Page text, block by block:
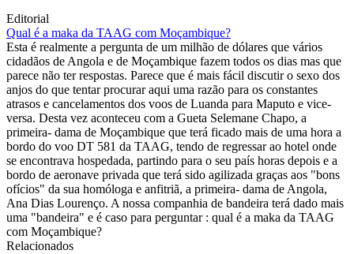
Editorial
Qual é a maka da TAAG com Moçambique?
Esta é realmente a pergunta de um milhão de dólares que vários
cidadãos de Angola e de Moçambique fazem todos os dias mas que
parece não ter respostas. Parece que é mais fácil discutir o sexo dos
anjos do que tentar procurar aqui uma razão para os constantes
atrasos e cancelamentos dos voos de Luanda para Maputo e vice-
versa. Desta vez aconteceu com a Gueta Selemane Chapo, a
primeira- dama de Moçambique que terá ficado mais de uma hora a
bordo do voo DT 581 da TAAG, tendo de regressar ao hotel onde
se encontrava hospedada, partindo para o seu país horas depois e a
bordo de aeronave privada que terá sido agilizada graças aos "bons
ofícios" da sua homóloga e anfitriã, a primeira- dama de Angola,
Ana Dias Lourenço. A nossa companhia de bandeira terá dado mais
uma "bandeira" e é caso para perguntar : qual é a maka da TAAG
com Moçambique?
Relacionados